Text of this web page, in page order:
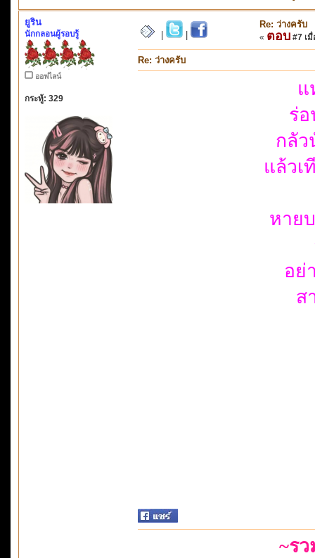
ยูริน
นักกลอนผู้รอบรู้
ออฟไลน์
กระทู้: 329
Re: ว่างครับ
« ตอบ #7 เมื่
Re: ว่างครับ
แ
ร่
กลั
แล้วเ
หาย
อย่
ส
~ร